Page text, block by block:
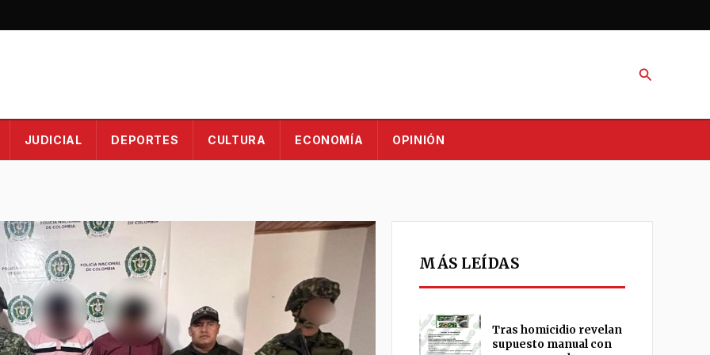
Buscar
JUDICIAL DEPORTES CULTURA ECONOMÍA OPINIÓN
MÁS LEÍDAS
Tras homicidio revelan
supuesto manual con